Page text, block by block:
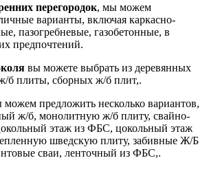
перегородок, мы можем
варианты, включая каркасно-
пазогребневые, газобетонные, в
предпочтений.
вы можете выбрать из деревянных
б плиты, сборных ж/б плит,.
предложить несколько вариантов,
ж/б, монолитную ж/б плиту, свайно-
этаж из ФБС, цокольный этаж
шведскую плиту, забивные Ж/Б
сваи, ленточный из ФБС,.